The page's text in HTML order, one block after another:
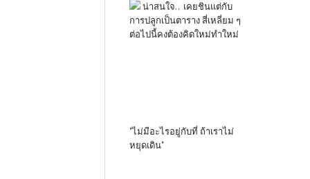
น่าสนใจ.. เคยชินแต่กับ
การปลูกเป็นตาราง สี่เหลี่ยม ๆ
ต่อไปนี้คงต้องคิดใหม่ทำใหม่
"ไม่มีอะไรอยู่กับที่ ถ้าเราไม่
หยุดเดิน"